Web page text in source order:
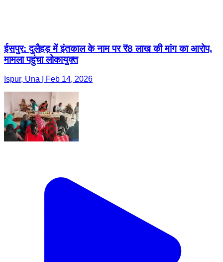
ईसपुर: दुलैहड़ में इंतकाल के नाम पर ₹8 लाख की मांग का आरोप,
मामला पहुंचा लोकायुक्त
Ispur, Una | Feb 14, 2026